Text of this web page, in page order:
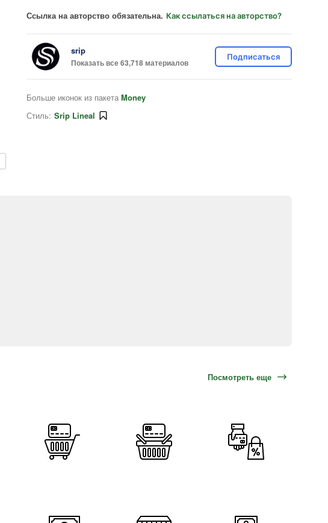
Ссылка на авторство обязательна. Как ссылаться на авторство?
srip
Показать все 63,718 материалов
Подписаться
Больше иконок из пакета Money
Стиль: Srip Lineal
Посмотреть еще